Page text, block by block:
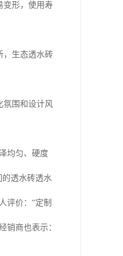
变形，使用寿
，生态透水砖
氛围和设计风
均匀、硬度
的透水砖透水
评价：“定制
销商也表示：